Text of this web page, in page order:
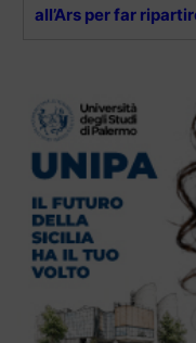
all’Ars per far